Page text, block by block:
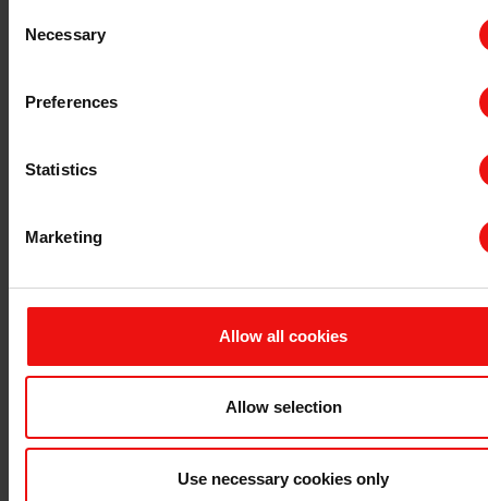
Selection
Necessary
Preferences
Statistics
Marketing
Allow all cookies
Allow selection
Use necessary cookies only
涂层，并通过广泛的基准测试验证其附着力、反应性和离
BIG可持续发展奖旨在表彰那些通过使命驱动战略实现增
评审团评选，依据环境、社会和治理（ESG）三大支柱的
绩效、创新性和可量化成果进行评估。